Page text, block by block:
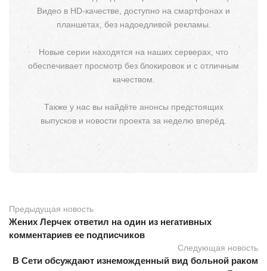
Видео в HD-качестве, доступно на смартфонах и
планшетах, без надоедливой рекламы.
Новые серии находятся на наших серверах, что
обеспечивает просмотр без блокировок и с отличным
качеством.
Также у нас вы найдёте анонсы предстоящих
выпусков и новости проекта за неделю вперёд.
Предыдущая новость
Жених Лерчек ответил на один из негативных
комментариев ее подписчиков
Следующая новость
В Сети обсуждают изнеможденный вид больной раком